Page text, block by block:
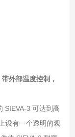
外部温度控制，
SIEVA-3 可达到高
设有一个透明的观